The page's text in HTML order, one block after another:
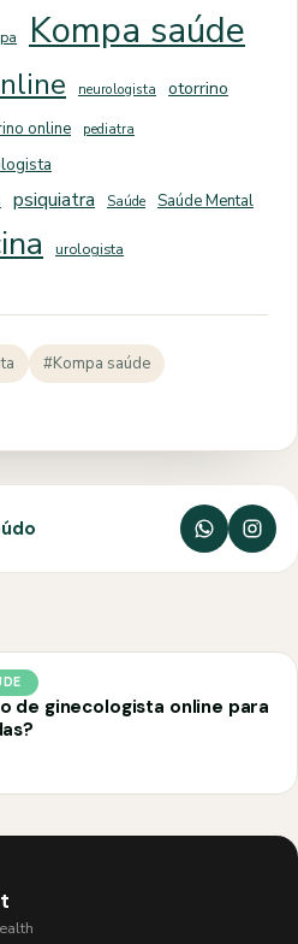
Kompa saúde
neurologista
otorrino
online pediatra
psiquiatra Saúde Saúde Mental
urologista
#Kompa saúde
de ginecologista online para